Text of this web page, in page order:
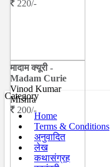
220/-
मादाम क्यूरी -
Madam Curie
Vinod Kumar
Mishra
200/-
Category
Home
Terms & Conditions
अनुवादित
लेख
कथासंग्रह